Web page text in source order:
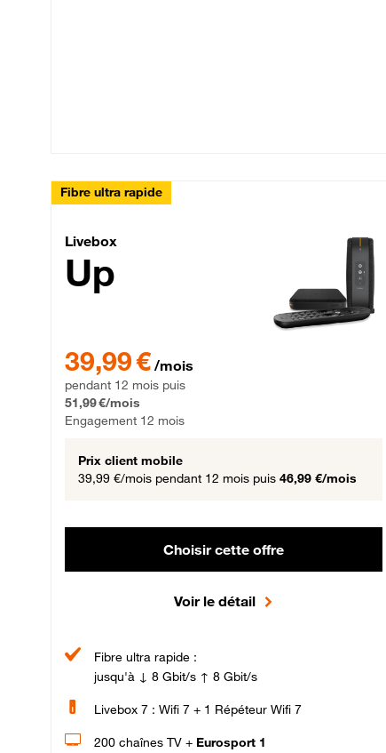
Fibre ultra rapide
Livebox Up Fibre
Livebox
Up
39,99 € /mois
pendant 12 mois puis
51,99 €/mois
Engagement 12 mois
Prix client mobile
39,99 €/mois pendant 12 mois puis 46,99 €/mois
Choisir cette offre
Voir le détail
Fibre ultra rapide :
jusqu'à ↓ 8 Gbit/s ↑ 8 Gbit/s
Livebox 7 : Wifi 7 + 1 Répéteur Wifi 7
200 chaînes TV + Eurosport 1